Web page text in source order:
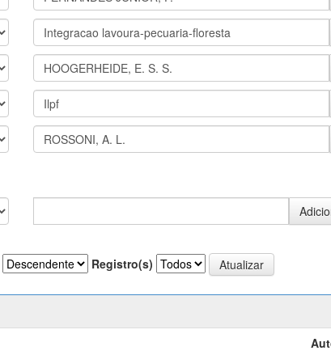
Registro(s)